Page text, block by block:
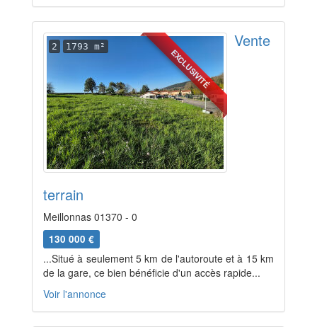
EXCLUSIVITÉ
2 1793 m² Vente
terrain
Meillonnas 01370 - 0
130 000 €
...Situé à seulement 5 km de l'autoroute et à 15 km
de la gare, ce bien bénéficie d'un accès rapide...
Voir l'annonce